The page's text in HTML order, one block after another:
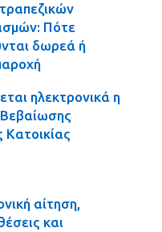
Πότε
δωρεά ή
ηλεκτρονικά η
Κατοικίας
αίτηση,
και